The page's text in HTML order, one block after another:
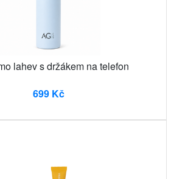
lahev s držákem na telefon
699 Kč